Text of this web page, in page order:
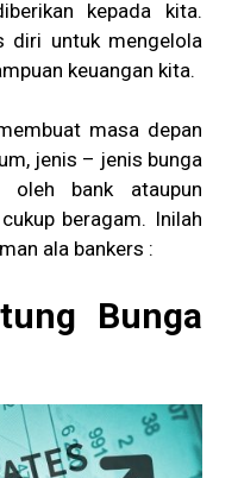
kepada kita.
diri untuk mengelola
keuangan kita.
masa depan
jenis – jenis bunga
oleh bank ataupun
beragam. Inilah
ala bankers :
Bunga